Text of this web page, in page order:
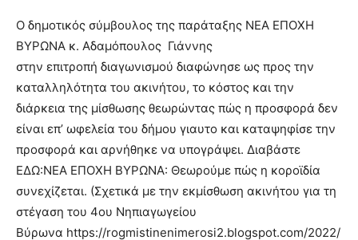
pornhun
hd
Ο δημοτικός σύμβουλος της παράταξης ΝΕΑ ΕΠΟΧΗ
ΒΥΡΩΝΑ κ. Αδαμόπουλος Γιάννης
στην επιτροπή διαγωνισμού διαφώνησε ως προς την
καταλληλότητα του ακινήτου, το κόστος και την
διάρκεια της μίσθωσης θεωρώντας πώς η προσφορά δεν
είναι επ’ ωφελεία του δήμου γιαυτο και καταψηφίσε την
προσφορά και αρνήθηκε να υπογράψει. Διαβάστε
ΕΔΩ:ΝΕΑ ΕΠΟΧΗ ΒΥΡΩΝΑ: Θεωρούμε πώς η κοροϊδία
συνεχίζεται. (Σχετικά με την εκμίσθωση ακινήτου για τη
στέγαση του 4ου Νηπιαγωγείου
Βύρωνα https://rogmistinenimerosi2.blogspot.com/2022/